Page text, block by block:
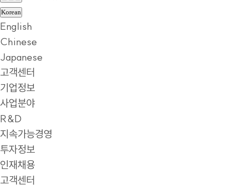
Korean
English
Chinese
Japanese
고객센터
기업정보
사업분야
R&D
지속가능경영
투자정보
인재채용
고객센터